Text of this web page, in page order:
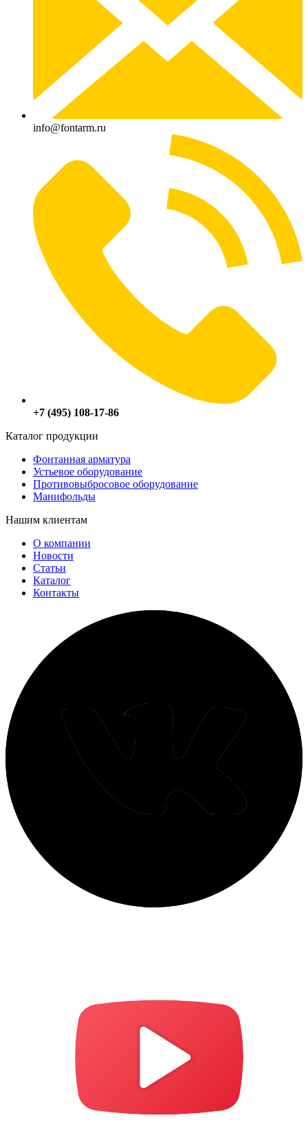
info@fontarm.ru
+7 (495) 108-17-86
Каталог продукции
Фонтанная арматура
Устьевое оборудование
Противовыбросовое оборудование
Манифольды
Нашим клиентам
О компании
Новости
Статьи
Каталог
Контакты